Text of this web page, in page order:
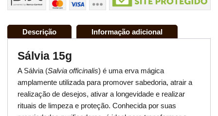
Descrição Informação adicional
Sálvia 15g
A Sálvia (Salvia officinalis) é uma erva mágica
amplamente utilizada para promover sabedoria, atrair a
realização de desejos, ativar a longevidade e realizar
rituais de limpeza e proteção. Conhecida por suas